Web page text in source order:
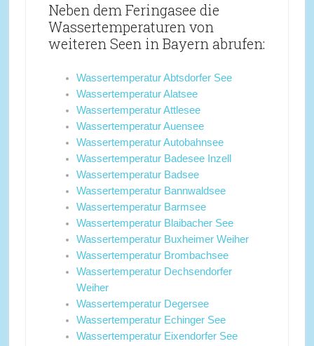
Neben dem Feringasee die
Wassertemperaturen von
weiteren Seen in Bayern abrufen:
Wassertemperatur Abtsdorfer See
Wassertemperatur Alatsee
Wassertemperatur Attlesee
Wassertemperatur Auensee
Wassertemperatur Autobahnsee
Wassertemperatur Badesee Inzell
Wassertemperatur Badsee
Wassertemperatur Bannwaldsee
Wassertemperatur Barmsee
Wassertemperatur Blaibacher See
Wassertemperatur Buxheimer Weiher
Wassertemperatur Brombachsee
Wassertemperatur Dechsendorfer
Weiher
Wassertemperatur Degersee
Wassertemperatur Echinger See
Wassertemperatur Eixendorfer See